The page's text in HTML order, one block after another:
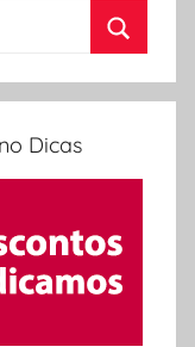
Dicas